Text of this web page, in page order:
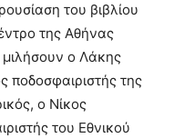
του βιβλίου
της Αθήνας
ο Λάκης
ποδοσφαιριστής της
ο Νίκος
του Εθνικού